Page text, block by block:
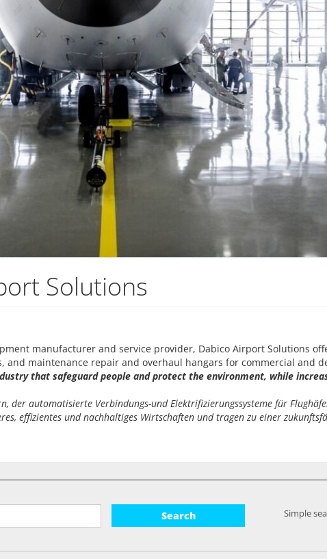
Solutions
manufacturer and service provider, Dabico Airport Solutions
maintenance repair and overhaul hangars for commercial and
that safeguard people and protect the environment, while
der automatisierte Verbindungs-und Elektrifizierungssysteme für
effizientes und nachhaltiges Wirtschaften und tragen zu einer
Search Simple